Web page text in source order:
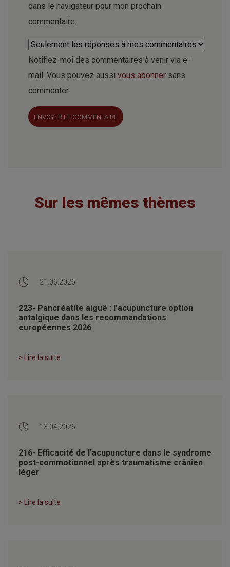
dans le navigateur pour mon prochain
commentaire.
Notifiez-moi des commentaires à venir via e-
mail. Vous pouvez aussi vous abonner sans
commenter.
ENVOYER LE COMMENTAIRE
Sur les mêmes thèmes
21.06.2026
223- Pancréatite aiguë : l’acupuncture option
antalgique dans les recommandations
européennes 2026
> Lire la suite
13.04.2026
216- Efficacité de l’acupuncture dans le syndrome
post-commotionnel après traumatisme crânien
léger
> Lire la suite